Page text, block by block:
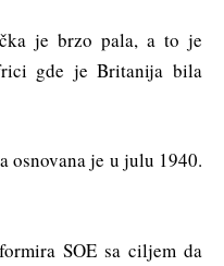
je brzo pala, a to je
gde je Britanija bila
osnovana je u julu 1940.
SOE sa ciljem da